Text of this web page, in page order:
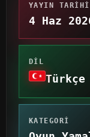
YAYIN TARIHI
4 Haz
DIL
Türkçe
KATEGORI